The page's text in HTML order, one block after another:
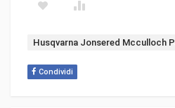
Tag:
Husqvarna Jonsered Mcculloch
Condividi